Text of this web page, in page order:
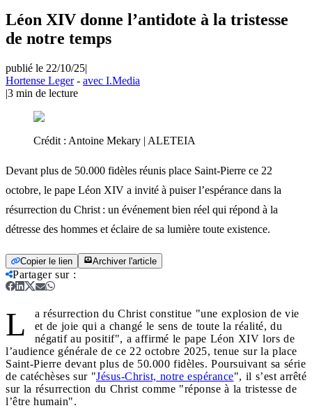
Léon XIV donne l’antidote à la tristesse
de notre temps
publié le 22/10/25|
Hortense Leger- avec I.Media
|3 min de lecture
Crédit : Antoine Mekary | ALETEIA
Devant plus de 50.000 fidèles réunis place Saint-Pierre ce 22
octobre, le pape Léon XIV a invité à puiser l’espérance dans la
résurrection du Christ : un événement bien réel qui répond à la
détresse des hommes et éclaire de sa lumière toute existence.
Copier le lien Archiver l'article
Partager sur:
L
a résurrection du Christ constitue "une explosion de vie
et de joie qui a changé le sens de toute la réalité, du
négatif au positif", a affirmé le pape Léon XIV lors de
l’audience générale de ce 22 octobre 2025, tenue sur la place
Saint-Pierre devant plus de 50.000 fidèles. Poursuivant sa série
de catéchèses sur "Jésus-Christ, notre espérance", il s’est arrêté
sur la résurrection du Christ comme "réponse à la tristesse de
l’être humain".